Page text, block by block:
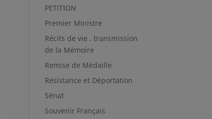
PETITION
Premier Ministre
Récits de vie , transmission
de la Mémoire
Remise de Médaille
Résistance et Déportation
Sénat
Souvenir Français